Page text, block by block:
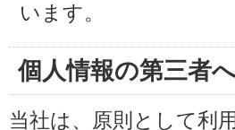
います。
個人情報の第三者
当社は、原則として利